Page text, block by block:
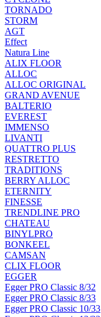
TORNADO
STORM
AGT
Effect
Natura Line
ALIX FLOOR
ALLOC
ALLOC ORIGINAL
GRAND AVENUE
BALTERIO
EVEREST
IMMENSO
LIVANTI
QUATTRO PLUS
RESTRETTO
TRADITIONS
BERRY ALLOC
ETERNITY
FINESSE
TRENDLINE PRO
CHATEAU
BINYLPRO
BONKEEL
CAMSAN
CLIX FLOOR
EGGER
Egger PRO Classic 8/32
Egger PRO Classic 8/33
Egger PRO Classic 10/33